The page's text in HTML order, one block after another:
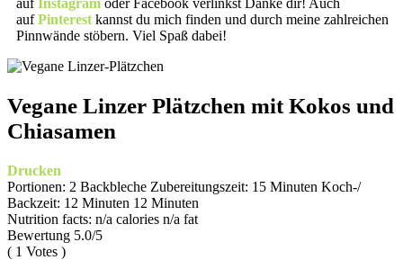
auf Instagram oder Facebook verlinkst Danke dir! Auch
aufPinterest kannst du mich finden und durch meine zahlreichen
Pinnwände stöbern. Viel Spaß dabei!
Vegane Linzer Plätzchen mit Kokos und
Chiasamen
Drucken
Portionen: 2 Backbleche Zubereitungszeit: 15 Minuten Koch-/
Backzeit: 12 Minuten 12 Minuten
Nutrition facts: n/a calories n/a fat
Bewertung 5.0/5
( 1 Votes )